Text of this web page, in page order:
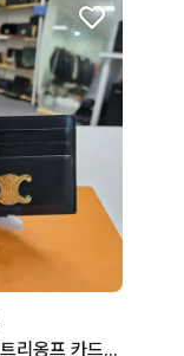
[정품] 셀린느 트리옹프 카드지갑